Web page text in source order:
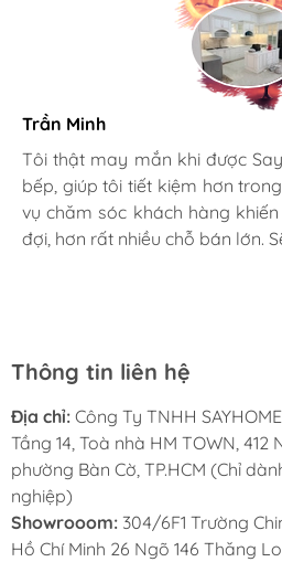
Gia đình bác sĩ X.A
Mình rất mê cách nhân viên tư
tình, chu đáo tại Sayhome.
cho mình và bố mẹ chồng,chất
Trần Minh
Tôi thật may mắn khi được
bếp, giúp tôi tiết kiệm hơn
vụ chăm sóc khách hàng
đợi, hơn rất nhiều chỗ bán lớn.
Thông tin liên hệ
Địa chỉ: Công Ty TNHH SAYHOME
Tầng 14, Toà nhà HM TOWN, 412
phường Bàn Cờ, TP.HCM (Chỉ
nghiệp)
Showrooom: 304/6F1 Trường
Hồ Chí Minh 26 Ngõ 146 Thăng